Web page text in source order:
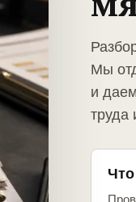
Мы
и
труда